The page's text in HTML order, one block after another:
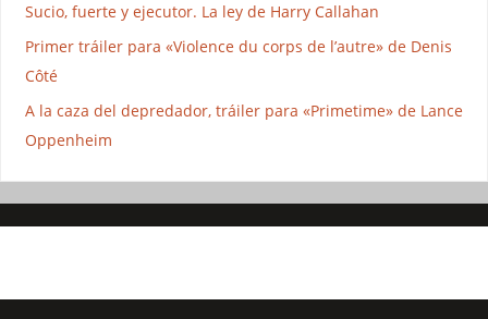
Sucio, fuerte y ejecutor. La ley de Harry Callahan
Primer tráiler para «Violence du corps de l’autre» de Denis
Côté
A la caza del depredador, tráiler para «Primetime» de Lance
Oppenheim